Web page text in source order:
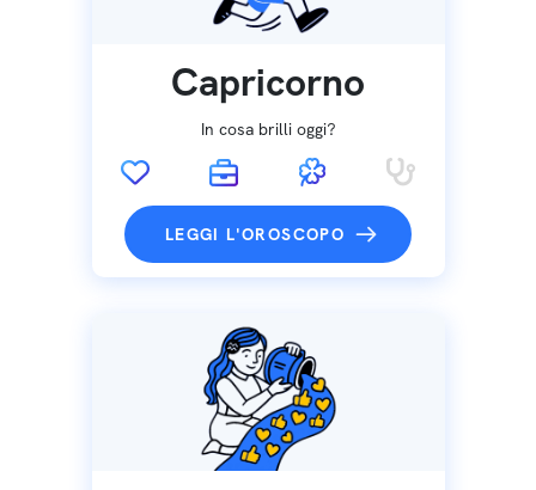
Capricorno
In cosa brilli oggi?
LEGGI L'OROSCOPO